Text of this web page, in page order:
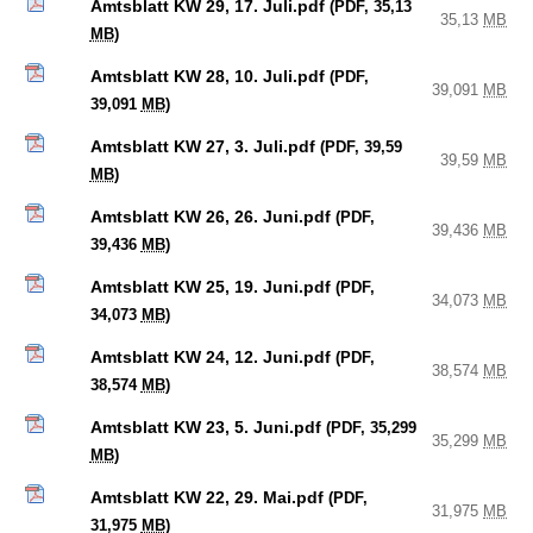
Amtsblatt KW 29, 17. Juli.pdf (PDF, 35,13
MB)
35,13 MB
Amtsblatt KW 28, 10. Juli.pdf (PDF,
39,091 MB)
39,091 MB
Amtsblatt KW 27, 3. Juli.pdf (PDF, 39,59
MB)
39,59 MB
Amtsblatt KW 26, 26. Juni.pdf (PDF,
39,436 MB)
39,436 MB
Amtsblatt KW 25, 19. Juni.pdf (PDF,
34,073 MB)
34,073 MB
Amtsblatt KW 24, 12. Juni.pdf (PDF,
38,574 MB)
38,574 MB
Amtsblatt KW 23, 5. Juni.pdf (PDF, 35,299
MB)
35,299 MB
Amtsblatt KW 22, 29. Mai.pdf (PDF,
31,975 MB)
31,975 MB